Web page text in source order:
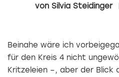
Silvia Steidinger
Beinahe wäre ich
für den Kreis 4 nicht
Kritzeleien –, aber der